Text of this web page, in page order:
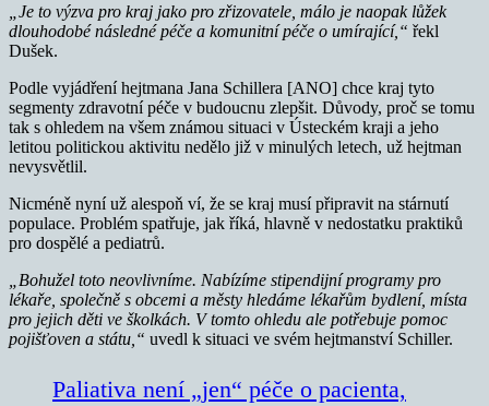
„Je to výzva pro kraj jako pro zřizovatele, málo je naopak lůžek
dlouhodobé následné péče a komunitní péče o umírající,“ řekl
Dušek.
Podle vyjádření hejtmana Jana Schillera [ANO] chce kraj tyto
segmenty zdravotní péče v budoucnu zlepšit. Důvody, proč se tomu
tak s ohledem na všem známou situaci v Ústeckém kraji a jeho
letitou politickou aktivitu nedělo již v minulých letech, už hejtman
nevysvětlil.
Nicméně nyní už alespoň ví, že se kraj musí připravit na stárnutí
populace. Problém spatřuje, jak říká, hlavně v nedostatku praktiků
pro dospělé a pediatrů.
„Bohužel toto neovlivníme. Nabízíme stipendijní programy pro
lékaře, společně s obcemi a městy hledáme lékařům bydlení, místa
pro jejich děti ve školkách. V tomto ohledu ale potřebuje pomoc
pojišťoven a státu,“ uvedl k situaci ve svém hejtmanství Schiller.
Paliativa není „jen“ péče o pacienta,